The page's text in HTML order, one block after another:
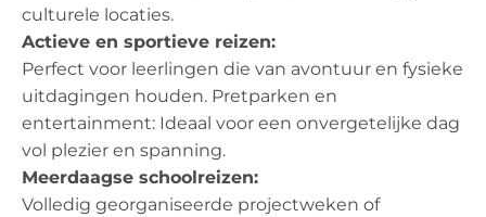
culturele locaties.
Actieve en sportieve reizen:
Perfect voor leerlingen die van avontuur en fysieke
uitdagingen houden. Pretparken en
entertainment: Ideaal voor een onvergetelijke dag
vol plezier en spanning.
Meerdaagse schoolreizen:
Volledig georganiseerde projectweken of